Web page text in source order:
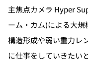
主焦点カメラ Hyper
ーム・カム)による大規
構造形成や弱い重力レ
に仕事をしていきたい